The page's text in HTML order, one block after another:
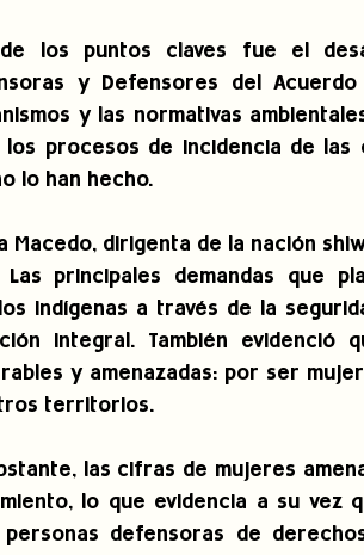
los puntos claves fue el
y Defensores del
y las normativas
los procesos de incidencia de
lo han hecho.
Macedo, dirigenta de la nación
Las principales demandas que
indígenas a través de la
integral. También evidenció
y amenazadas: por ser
territorios.
las cifras de mujeres
lo que evidencia a su vez
defensoras de